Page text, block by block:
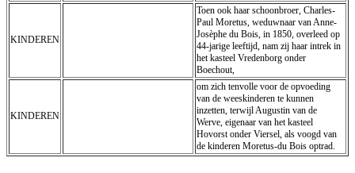
KINDEREN
Toen ook haar schoonbroer, Charles-
Paul Moretus, weduwnaar van Anne-
Josèphe du Bois, in 1850, overleed op
44-jarige leeftijd, nam zij haar intrek in
het kasteel Vredenborg onder
Boechout,
KINDEREN
om zich tenvolle voor de opvoeding
van de weeskinderen te kunnen
inzetten, terwijl Augustin van de
Werve, eigenaar van het kasteel
Hovorst onder Viersel, als voogd van
de kinderen Moretus-du Bois optrad.